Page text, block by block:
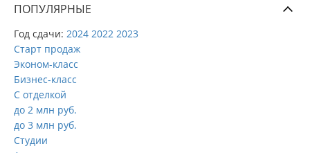
ПОПУЛЯРНЫЕ
Год сдачи: 2024 2022 2023
Старт продаж
Эконом-класс
Бизнес-класс
С отделкой
до 2 млн руб.
до 3 млн руб.
Студии